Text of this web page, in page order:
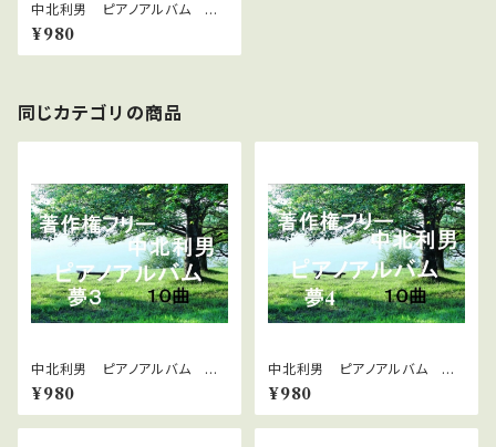
中北利男 ピアノアルバム 癒
し6
¥980
同じカテゴリの商品
中北利男 ピアノアルバム 夢
３
¥980
中北利男 ピアノアルバム 夢
４
¥980